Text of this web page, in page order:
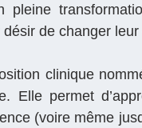
pleine
de changer
clinique
Elle permet
(voire même